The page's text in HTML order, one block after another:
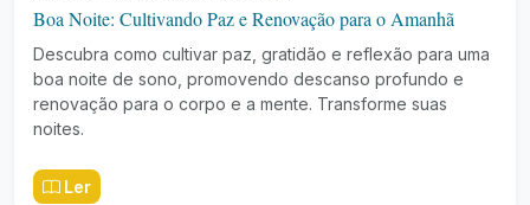
Boa Noite: Cultivando Paz e Renovação para o Amanhã
Descubra como cultivar paz, gratidão e reflexão para uma
boa noite de sono, promovendo descanso profundo e
renovação para o corpo e a mente. Transforme suas
noites.
Ler